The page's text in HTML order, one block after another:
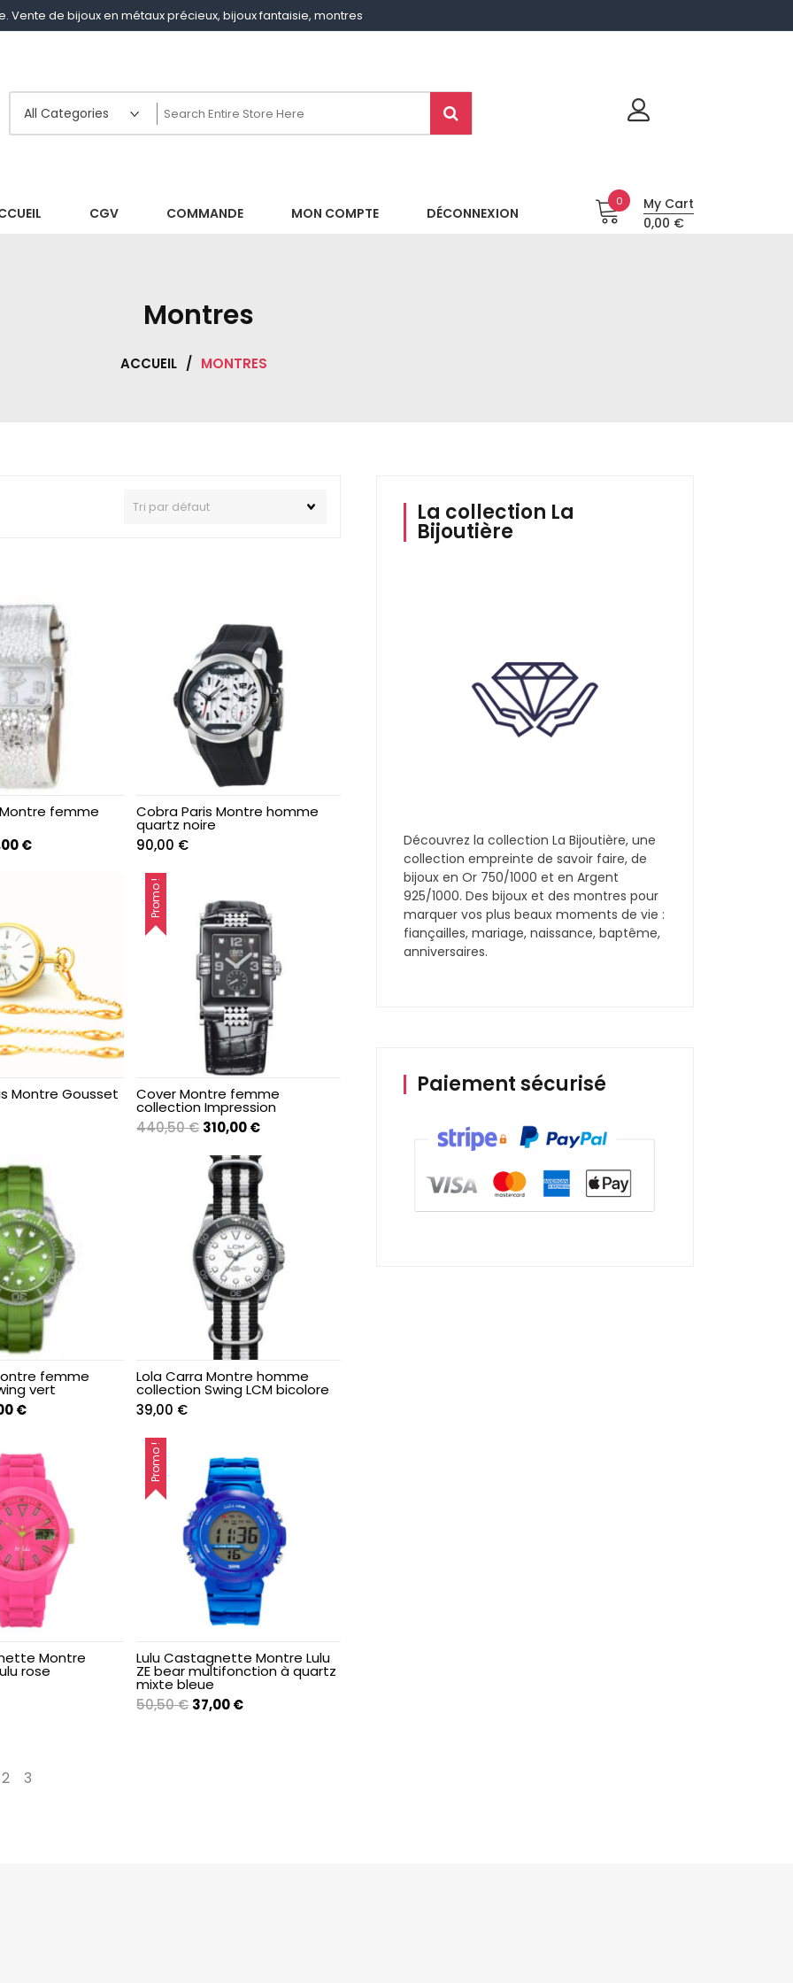
Vente de bijoux en métaux précieux, bijoux fantaisie, montres
CGV COMMANDE MON COMPTE DÉCONNEXION
0
My Cart
0,00 €
Montres
ACCUEIL / MONTRES
femme
€.
€Le
Cobra Paris Montre homme
quartz noire
90,00 €
Montre Gousset
Promo !
Cover Montre femme
collection Impression
440,50€ Le
initial
était :
440,50 €.
310,00€Le
actuel
est :
310,00 €.
femme
vert
:
€.
€Le
est :
37,00 €.
Lola Carra Montre homme
collection Swing LCM bicolore
39,00 €
Montre
rose
Promo !
Lulu Castagnette Montre Lulu
ZE bear multifonction à quartz
mixte bleue
50,50€ Le
37,00€Le
2 3
La collection La
Bijoutière
Découvrez la collection La Bijoutière, une
collection empreinte de savoir faire, de
bijoux en Or 750/1000 et en Argent
925/1000. Des bijoux et des montres pour
marquer vos plus beaux moments de vie :
fiançailles, mariage, naissance, baptême,
anniversaires.
Paiement sécurisé